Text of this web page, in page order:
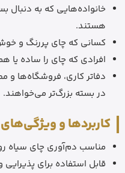
هستند.
کسانی که چای پررنگ و
افرادی که چای را ساده یا
دفاتر کاری، فروشگاه‌ها
در بسته بزرگ‌تر می‌خواهند.
کاربردها و
مناسب دم‌آوری چای سیاه
قابل استفاده برای